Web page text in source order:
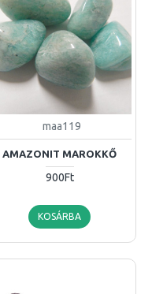
maa119
AMAZONIT MAROKKŐ
900Ft
KOSÁRBA